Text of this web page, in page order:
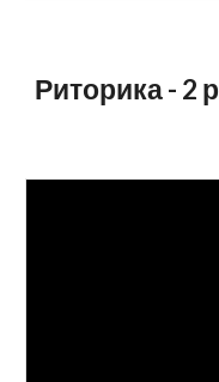
Риторика - 2